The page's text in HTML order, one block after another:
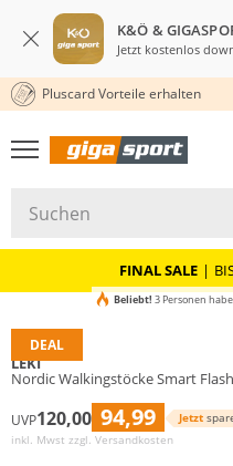
K&Ö &
Jetzt kostenlos
KOSTENLOSER
30 TAGE
Pluscard Vorteile erhalten
GIGASTYLE
FAHRRAD­
FINAL SALE |
DEAL
Beliebt! 3 Personen
LEKI
Nordic Walkingstöcke Smart Flash
UVP120,00 94,99 Jetzt
inkl. Mwst zzgl. Versandkosten